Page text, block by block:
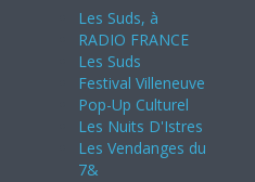
Les Suds, à
RADIO FRANCE
Les Suds
Festival Villeneuve
Pop-Up Culturel
Les Nuits D'Istres
Les Vendanges du
7&